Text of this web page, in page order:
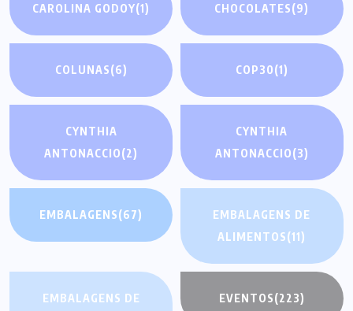
CAROLINA GODOY(1) CHOCOLATES(9)
COLUNAS(6) COP30(1)
CYNTHIA
ANTONACCIO(2)
CYNTHIA
ANTONACCIO(3)
EMBALAGENS(67)
EMBALAGENS DE
ALIMENTOS(11)
EMBALAGENS DE
EVENTOS(223)